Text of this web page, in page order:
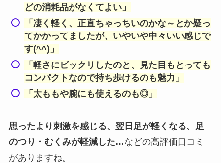
どの消耗品がなくてよい」
「凄く軽く、正直ちゃっちいのかな～とか疑っ
てかかってましたが、いやいや中々いい感じで
す(^^)」
「軽さにビックリしたのと、見た目もとっても
コンパクトなので持ち歩けるのも魅力」
「太ももや腕にも使えるのも◎」
思ったより刺激を感じる、翌日足が軽くなる、足
のつり・むくみが軽減した…などの高評価口コミ
がありますね。